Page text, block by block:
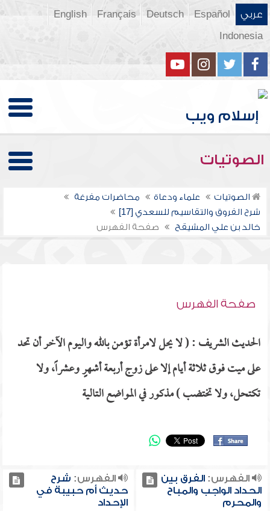
عربي Español
Deutsch
Français
English
Indonesia
الصوتيات
الصوتيات علماء ودعاة
محاضرات مفرغة
شرح الفروق والتقاسيم للسعدي [17]
خالد بن علي المشيقح
صفحة الفهرس
صفحة الفهرس
الحديث الشريف : ( لا يحل لامرأة تؤمن بالله واليوم الآخر أن تحد
على ميت فوق ثلاثة أيام إلا على زوج أربعة أشهرٍ وعشراً، ولا
تكتحل، ولا تختضب ) مذكور في المواضع التالية
الفهرس:الفرق بين
الحداد الواجب والمباح
والمحرم
الفهرس: شرح
حديث أم حبيبة في
الإحداد